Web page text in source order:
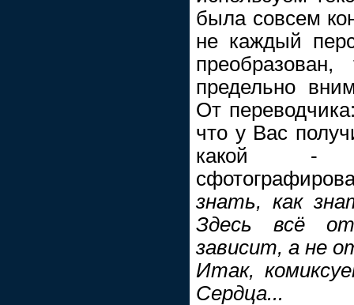
была совсем
не каждый
предельно
От
что у Вас
какой -
знать, как
Здесь всё
зависит, а не
Итак,
Сердца...